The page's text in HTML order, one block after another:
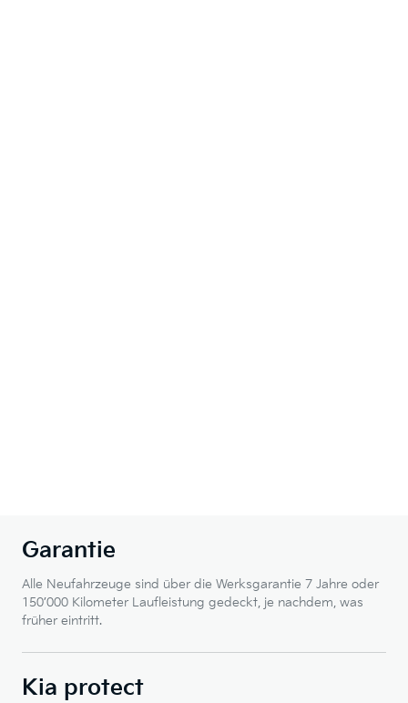
Garantie
Alle Neufahrzeuge sind über die Werksgarantie 7 Jahre oder
150’000 Kilometer Laufleistung gedeckt, je nachdem, was
früher eintritt.
Kia protect